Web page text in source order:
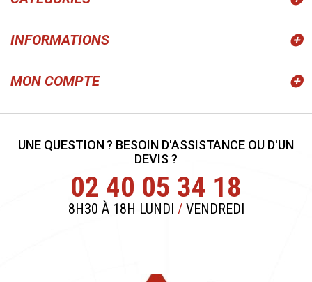
INFORMATIONS
MON COMPTE
UNE QUESTION ? BESOIN D'ASSISTANCE OU D'UN
DEVIS ?
02 40 05 34 18
8H30 À 18H LUNDI /VENDREDI